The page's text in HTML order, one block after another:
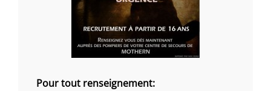
Pour tout renseignement: